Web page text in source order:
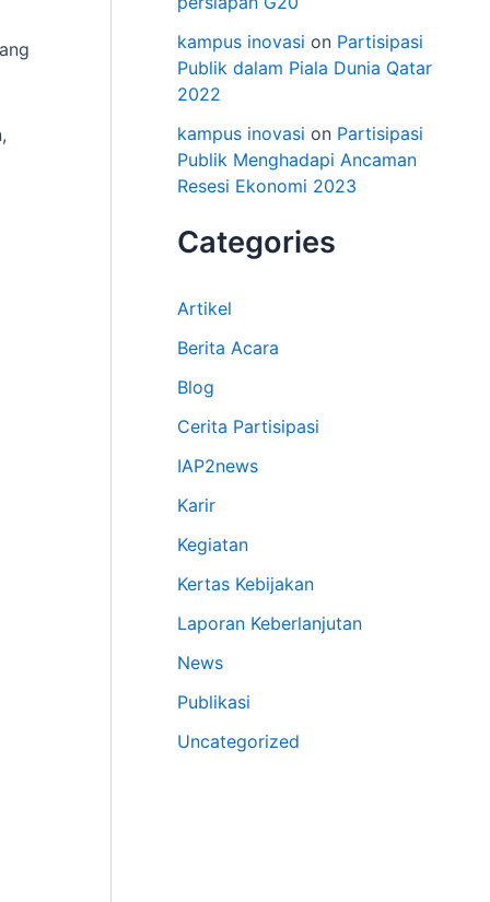
kampus inovasi on Partisipasi
Publik dalam Piala Dunia Qatar
2022
kampus inovasi on Partisipasi
Publik Menghadapi Ancaman
Resesi Ekonomi 2023
Categories
Artikel
Berita Acara
Blog
Cerita Partisipasi
IAP2news
Karir
Kegiatan
Kertas Kebijakan
Laporan Keberlanjutan
News
Publikasi
Uncategorized